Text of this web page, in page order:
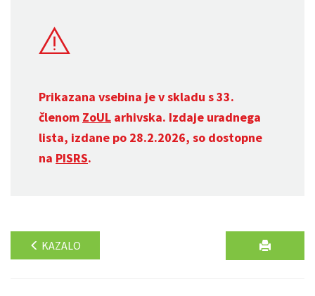
Prikazana vsebina je v skladu s 33.
členom ZoUL arhivska. Izdaje uradnega
lista, izdane po 28.2.2026, so dostopne
na PISRS.
KAZALO